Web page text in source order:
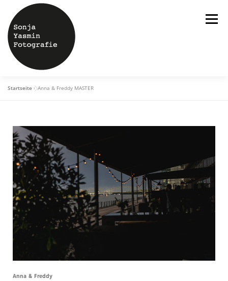
Menü
STUDIO
Startseite »Anna & Freddy MASTER
Anna & Freddy